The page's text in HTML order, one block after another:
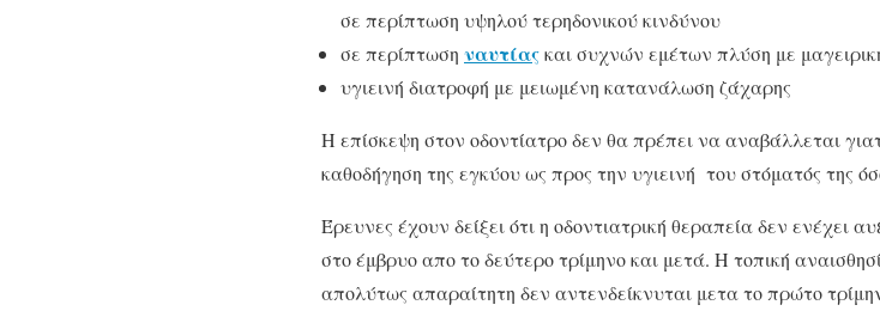
σε περίπτωση υψηλού τερηδονικού κινδύνου
σε περίπτωση ναυτίαςκαι συχνών εμέτων πλύση με
υγιεινή διατροφή με μειωμένη κατανάλωση ζάχαρης
Η επίσκεψη στον οδοντίατρο δεν θα πρέπει να αναβάλλεται
καθοδήγηση της εγκύου ως προς την υγιεινή του στόματός της
Έρευνες έχουν δείξει ότι η οδοντιατρική θεραπεία δεν ενέχει
στο έμβρυο απο το δεύτερο τρίμηνο και μετά. Η τοπική
απολύτως απαραίτητη δεν αντενδείκνυται μετα το πρώτο